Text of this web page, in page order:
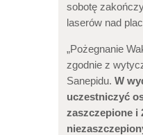
sobotę
laserów nad
„Pożegnanie
zgodnie z
Sanepidu. W
uczestniczyć
zaszczepione i